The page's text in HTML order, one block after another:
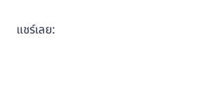
แชร์เลย: